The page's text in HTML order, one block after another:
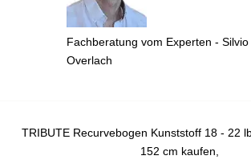
Fachberatung vom Experten - Silvio
Overlach
TRIBUTE Recurvebogen Kunststoff 18 - 22
152 cm kaufen,